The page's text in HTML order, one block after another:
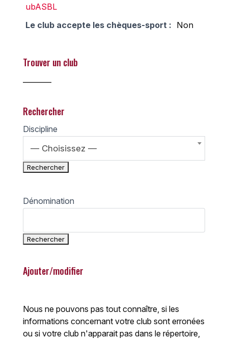
ubASBL
Le club accepte les chèques-sport : Non
Trouver un club
Rechercher
Discipline
— Choisissez —
Dénomination
Ajouter/modifier
Nous ne pouvons pas tout connaître, si les
informations concernant votre club sont erronées
ou si votre club n'apparait pas dans le répertoire,